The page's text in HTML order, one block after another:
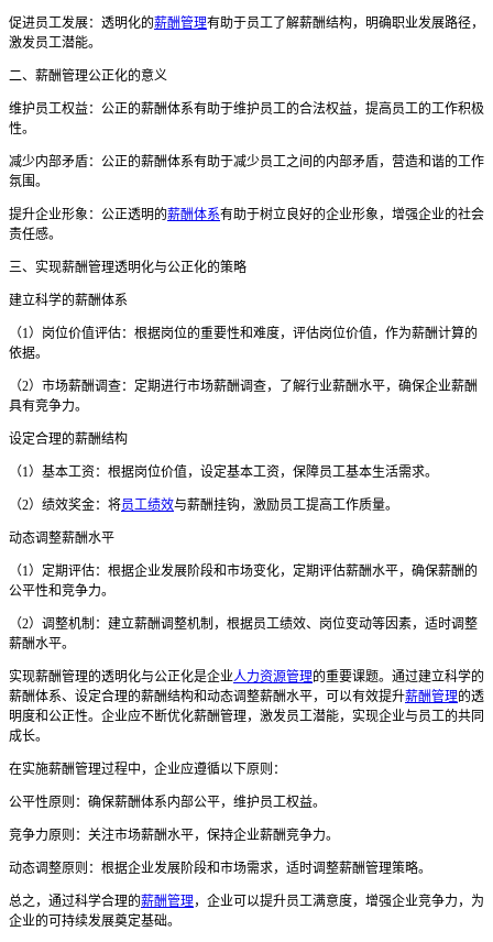
促进员工发展：透明化的薪酬管理有助于员工了解薪酬结构，明确职业发展路径，
激发员工潜能。
二、薪酬管理公正化的意义
维护员工权益：公正的薪酬体系有助于维护员工的合法权益，提高员工的工作积极
性。
减少内部矛盾：公正的薪酬体系有助于减少员工之间的内部矛盾，营造和谐的工作
氛围。
提升企业形象：公正透明的薪酬体系有助于树立良好的企业形象，增强企业的社会
责任感。
三、实现薪酬管理透明化与公正化的策略
建立科学的薪酬体系
（1）岗位价值评估：根据岗位的重要性和难度，评估岗位价值，作为薪酬计算的
依据。
（2）市场薪酬调查：定期进行市场薪酬调查，了解行业薪酬水平，确保企业薪酬
具有竞争力。
设定合理的薪酬结构
（1）基本工资：根据岗位价值，设定基本工资，保障员工基本生活需求。
（2）绩效奖金：将员工绩效与薪酬挂钩，激励员工提高工作质量。
动态调整薪酬水平
（1）定期评估：根据企业发展阶段和市场变化，定期评估薪酬水平，确保薪酬的
公平性和竞争力。
（2）调整机制：建立薪酬调整机制，根据员工绩效、岗位变动等因素，适时调整
薪酬水平。
实现薪酬管理的透明化与公正化是企业人力资源管理的重要课题。通过建立科学的
薪酬体系、设定合理的薪酬结构和动态调整薪酬水平，可以有效提升薪酬管理的透
明度和公正性。企业应不断优化薪酬管理，激发员工潜能，实现企业与员工的共同
成长。
在实施薪酬管理过程中，企业应遵循以下原则：
公平性原则：确保薪酬体系内部公平，维护员工权益。
竞争力原则：关注市场薪酬水平，保持企业薪酬竞争力。
动态调整原则：根据企业发展阶段和市场需求，适时调整薪酬管理策略。
总之，通过科学合理的薪酬管理，企业可以提升员工满意度，增强企业竞争力，为
企业的可持续发展奠定基础。